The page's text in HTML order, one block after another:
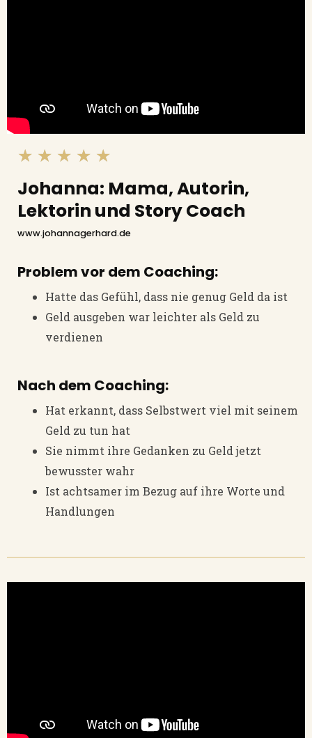
★ ★ ★ ★ ★
Johanna: Mama, Autorin,
Lektorin und Story Coach
www.johannagerhard.de
Problem vor dem Coaching:
Hatte das Gefühl, dass nie genug Geld da ist
Geld ausgeben war leichter als Geld zu
verdienen
Nach dem Coaching:
Hat erkannt, dass Selbstwert viel mit seinem
Geld zu tun hat
Sie nimmt ihre Gedanken zu Geld jetzt
bewusster wahr
Ist achtsamer im Bezug auf ihre Worte und
Handlungen